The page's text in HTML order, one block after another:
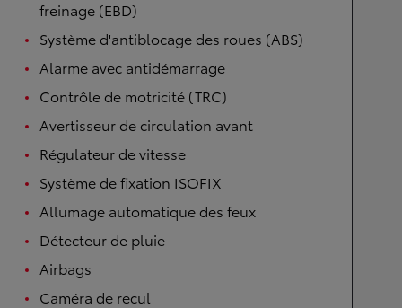
freinage (EBD)
Système d'antiblocage des roues (ABS)
Alarme avec antidémarrage
Contrôle de motricité (TRC)
Avertisseur de circulation avant
Régulateur de vitesse
Système de fixation ISOFIX
Allumage automatique des feux
Détecteur de pluie
Airbags
Caméra de recul